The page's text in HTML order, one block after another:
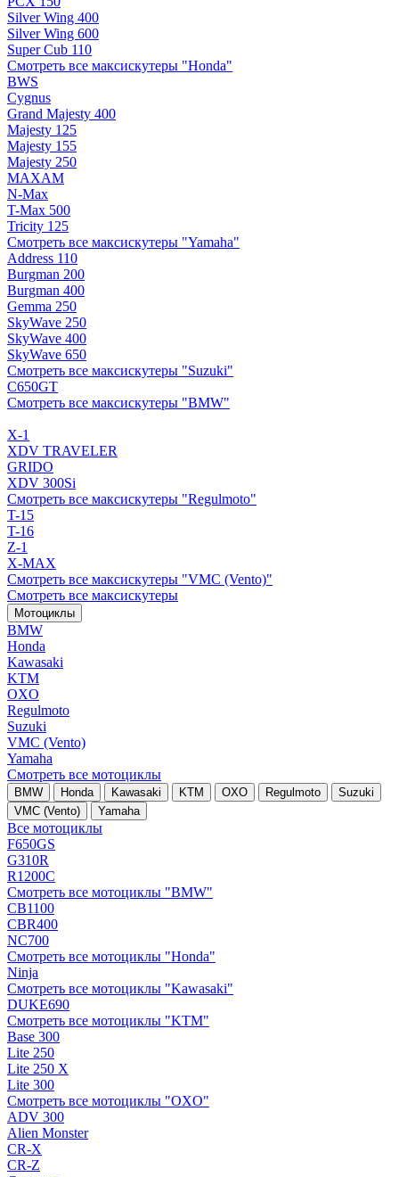
Silver Wing 400
Silver Wing 600
Super Cub 110
Смотреть все максискутеры "Honda"
BWS
Cygnus
Grand Majesty 400
Majesty 125
Majesty 155
Majesty 250
MAXAM
N-Max
T-Max 500
Tricity 125
Смотреть все максискутеры "Yamaha"
Address 110
Burgman 200
Burgman 400
Gemma 250
SkyWave 250
SkyWave 400
SkyWave 650
Смотреть все максискутеры "Suzuki"
C650GT
Смотреть все максискутеры "BMW"
X-1
XDV TRAVELER
GRIDO
XDV 300Si
Смотреть все максискутеры "Regulmoto"
T-15
T-16
Z-1
X-MAX
Смотреть все максискутеры "VMC (Vento)"
Смотреть все максискутеры
Мотоциклы
BMW
Honda
Kawasaki
KTM
OXO
Regulmoto
Suzuki
VMC (Vento)
Yamaha
Смотреть все мотоциклы
BMW Honda Kawasaki KTM OXO Regulmoto
Suzuki
VMC (Vento)
Yamaha
Все мотоциклы
F650GS
G310R
R1200C
Смотреть все мотоциклы "BMW"
CB1100
CBR400
NC700
Смотреть все мотоциклы "Honda"
Ninja
Смотреть все мотоциклы "Kawasaki"
DUKE690
Смотреть все мотоциклы "KTM"
Base 300
Lite 250
Lite 250 X
Lite 300
Смотреть все мотоциклы "OXO"
ADV 300
Alien Monster
CR-X
CR-Z